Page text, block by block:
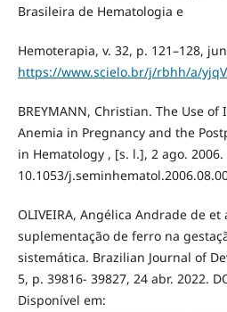
Brasileira de Hematologia e
Hemoterapia, v. 32, p. 121–128,
https://www.scielo.br/j/rbhh/a/
BREYMANN, Christian. The Use
Anemia in Pregnancy and the
in Hematology , [s. l.], 2 ago. 2006.
10.1053/
OLIVEIRA, Angélica Andrade de et
suplementação de ferro na
sistemática. Brazilian Journal of
5, p. 39816- 39827, 24 abr. 2022.
Disponível em: